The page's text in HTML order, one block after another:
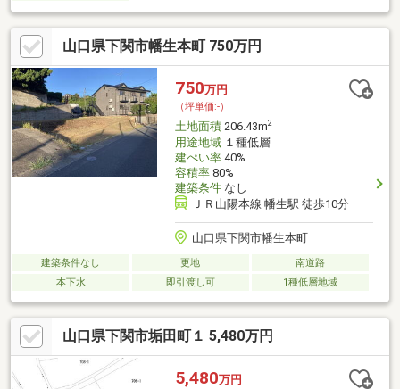
山口県下関市幡生本町 750万円
750万円
（坪単価:-）
土地面積206.43m2
用途地域１種低層
建ぺい率40%
容積率80%
建築条件なし
ＪＲ山陽本線 幡生駅 徒歩10分
山口県下関市幡生本町
建築条件なし 更地
南道路
本下水
即引渡し可 1種低層地域
山口県下関市垢田町１ 5,480万円
5,480万円